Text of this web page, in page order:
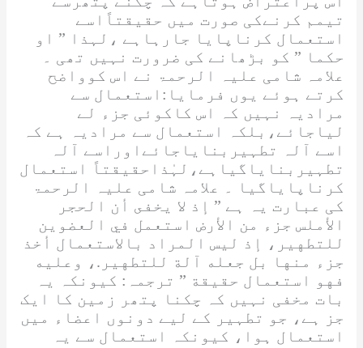
تیمم کرنےکی صورت میں حقیقتاًاسے
استعمال کرناپایا جارہاہے ،لہذا ” او
حکما ” کو بڑھانے کی ضرورت نہیں تھی ۔
علامہ شامی علیہ الرحمۃ
نے اس کوواضح
کرتے ہوئے یوں فرمایا:استعمال سے
مرادیہ نہیں کہ اس کاکوئی جزء لے
لیاجائے،بلکہ استعمال سے مرادیہ ہے کہ
اسے آلہ تطہیربنایاجائےاوراسے آلہ
تطہیربنایاگیاہے،لہٰذاحقیقتاً استعمال
کرناپایاگیا ۔ علامہ شامی علیہ الرحمۃ
کی عبارت یہ ہے ” إذ لا يخفى أن الحجر
الأملس جزء من الأرض استعمل في العضوين
للتطهير، إذ ليس المراد بالاستعمال أخذ
جزء منها بل جعله آلة للتطهير.، وعليه
فهو استعمال حقيقة ” ترجمہ: کیونکہ یہ
بات مخفی نہیں کہ چکنا پتھر زمین کا ایک
جز ہے، جو تطہیر کے لیے دونوں اعضاء میں
استعمال ہوا، کیونکہ استعمال سے یہ